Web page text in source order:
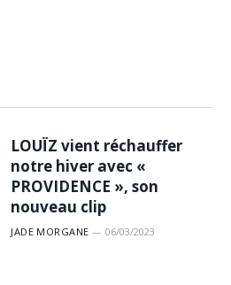
LOUÏZ vient réchauffer
notre hiver avec «
PROVIDENCE », son
nouveau clip
JADE MORGANE 06/03/2023